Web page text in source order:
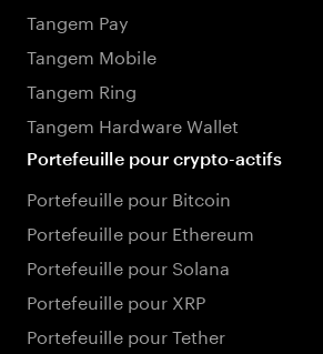
Tangem Pay
Tangem Mobile
Tangem Ring
Tangem Hardware Wallet
Portefeuille pour crypto-actifs
Portefeuille pour Bitcoin
Portefeuille pour Ethereum
Portefeuille pour Solana
Portefeuille pour XRP
Portefeuille pour Tether